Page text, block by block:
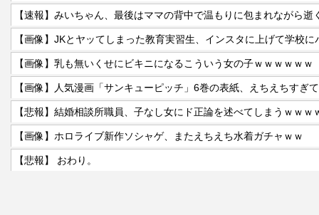
【速報】みいちゃん、最後はママの背中で温もりに包まれながら
【画像】JKとヤッてしまった教育実習生、インスタに上げて学校
【画像】乳も無いくせにビキニになるこういう女の子ｗｗｗｗｗｗ
【画像】人気漫画「サンキューピッチ」6巻の表紙、えちえちすぎ
【悲報】結婚相談所職員、子なし女にド正論を述べてしまうｗｗｗ
【画像】ホロライブ新作ソシャゲ、またえちえち水着ガチャｗｗ
【悲報】 おわり。